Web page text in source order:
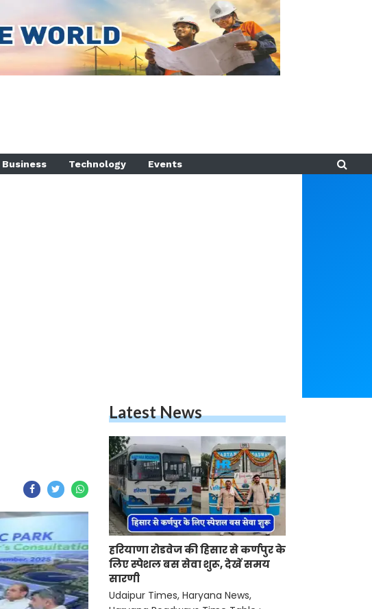
Business Technology Events
Latest News
हरियाणा रोडवेज की हिसार से कर्णपुर के
लिए स्पेशल बस सेवा शुरू, देखें समय
सारणी
Udaipur Times, Haryana News,